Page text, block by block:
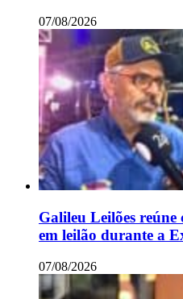
07/08/2026
Galileu Leilões reúne
em leilão durante a
07/08/2026